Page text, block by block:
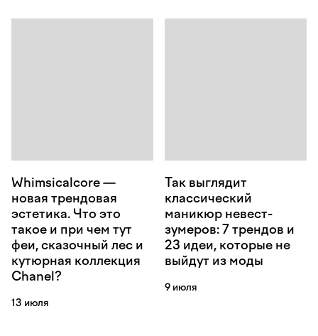
Whimsicalcore —
новая трендовая
эстетика. Что это
такое и при чем тут
феи, сказочный лес и
кутюрная коллекция
Chanel?
13 июля
Так выглядит
классический
маникюр невест-
зумеров: 7 трендов и
23 идеи, которые не
выйдут из моды
9 июля